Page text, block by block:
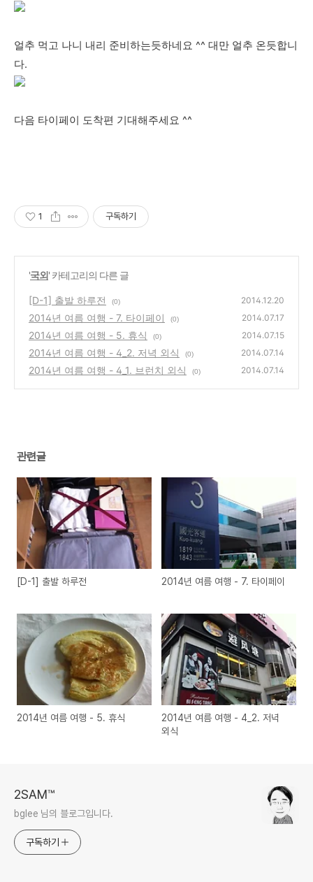
얼추 먹고 나니 내리 준비하는듯하네요 ^^ 대만 얼추 온듯합니
다.
다음 타이페이 도착편 기대해주세요 ^^
1 구독하기
'국외' 카테고리의 다른 글
[D-1] 출발 하루전 (0) 2014.12.20
2014년 여름 여행 - 7. 타이페이 (0) 2014.07.17
2014년 여름 여행 - 5. 휴식 (0) 2014.07.15
2014년 여름 여행 - 4_2. 저녁 외식 (0) 2014.07.14
2014년 여름 여행 - 4_1. 브런치 외식 (0) 2014.07.14
관련글
[D-1] 출발 하루전 2014년 여름 여행 - 7. 타이페이
2014년 여름 여행 - 5. 휴식
2014년 여름 여행 - 4_2. 저녁
외식
2SAM™
bglee 님의 블로그입니다.
구독하기